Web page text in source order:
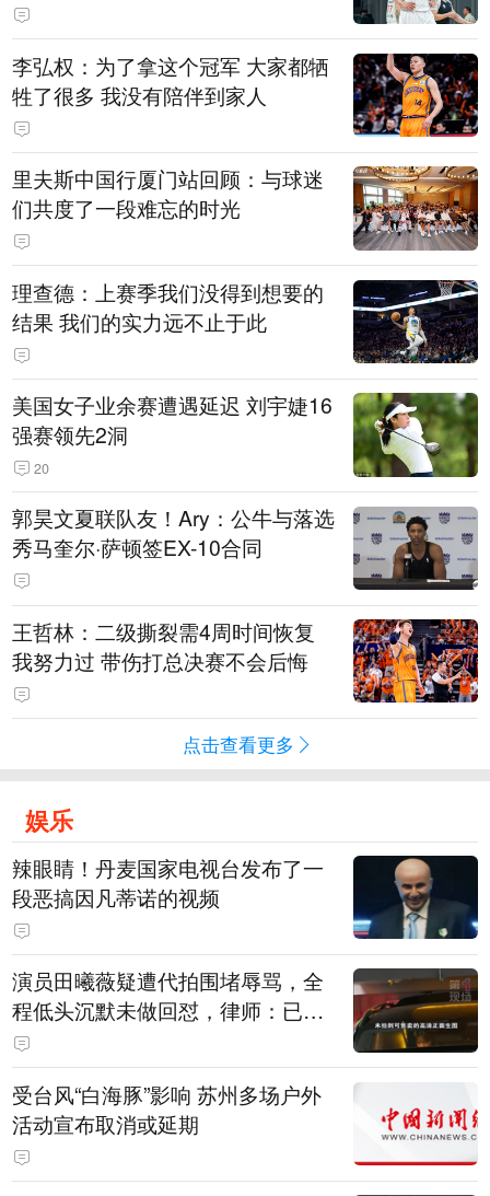
李弘权：为了拿这个冠军 大家都牺
牲了很多 我没有陪伴到家人
里夫斯中国行厦门站回顾：与球迷
们共度了一段难忘的时光
理查德：上赛季我们没得到想要的
结果 我们的实力远不止于此
美国女子业余赛遭遇延迟 刘宇婕16
强赛领先2洞
20
郭昊文夏联队友！Ary：公牛与落选
秀马奎尔·萨顿签EX-10合同
王哲林：二级撕裂需4周时间恢复
我努力过 带伤打总决赛不会后悔
点击查看更多
娱乐
辣眼睛！丹麦国家电视台发布了一
段恶搞因凡蒂诺的视频
演员田曦薇疑遭代拍围堵辱骂，全
程低头沉默未做回怼，律师：已超
出公众人物应容忍的合理界限
受台风“白海豚”影响 苏州多场户外
活动宣布取消或延期